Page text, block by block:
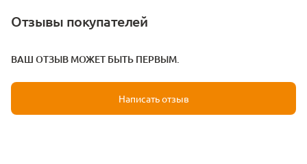
Отзывы покупателей
ВАШ ОТЗЫВ МОЖЕТ БЫТЬ ПЕРВЫМ.
Написать отзыв